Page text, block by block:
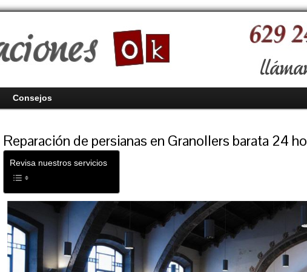
Consejos
Reparación de persianas en Granollers barata 24
Revisa nuestros servicios